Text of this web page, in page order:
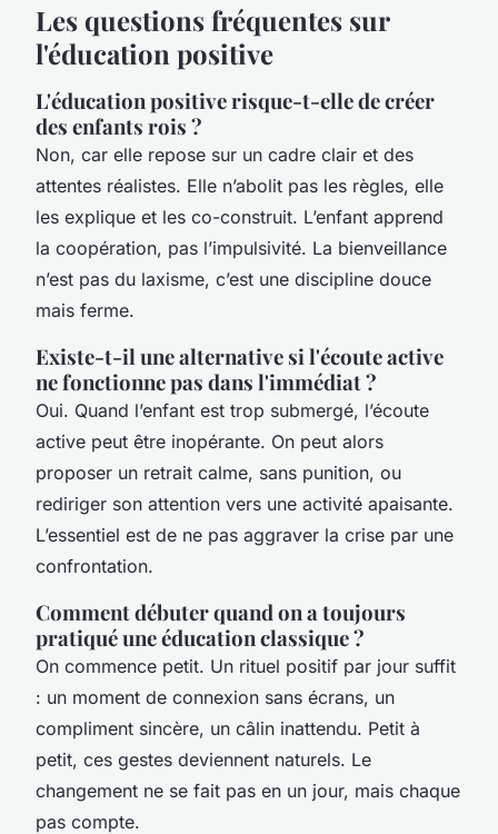
Les questions fréquentes sur
l'éducation positive
L'éducation positive risque-t-elle de créer
des enfants rois ?
Non, car elle repose sur un cadre clair et des
attentes réalistes. Elle n’abolit pas les règles, elle
les explique et les co-construit. L’enfant apprend
la coopération, pas l’impulsivité. La bienveillance
n’est pas du laxisme, c’est une discipline douce
mais ferme.
Existe-t-il une alternative si l'écoute active
ne fonctionne pas dans l'immédiat ?
Oui. Quand l’enfant est trop submergé, l’écoute
active peut être inopérante. On peut alors
proposer un retrait calme, sans punition, ou
rediriger son attention vers une activité apaisante.
L’essentiel est de ne pas aggraver la crise par une
confrontation.
Comment débuter quand on a toujours
pratiqué une éducation classique ?
On commence petit. Un rituel positif par jour suffit
: un moment de connexion sans écrans, un
compliment sincère, un câlin inattendu. Petit à
petit, ces gestes deviennent naturels. Le
changement ne se fait pas en un jour, mais chaque
pas compte.